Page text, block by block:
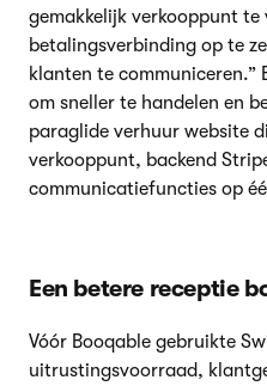
gemakkelijk verkooppunt te
betalingsverbinding op te
klanten te communiceren.”
om sneller te handelen en
paraglide verhuur website
verkooppunt, backend
communicatiefuncties op
Een betere receptie
Vóór Booqable gebruikte
uitrustingsvoorraad,